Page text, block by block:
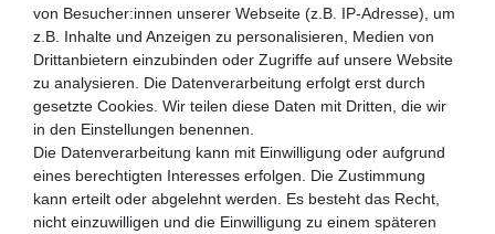
von Besucher:innen unserer Webseite (z.B. IP-Adresse), um
z.B. Inhalte und Anzeigen zu personalisieren, Medien von
Drittanbietern einzubinden oder Zugriffe auf unsere Website
zu analysieren. Die Datenverarbeitung erfolgt erst durch
gesetzte Cookies. Wir teilen diese Daten mit Dritten, die wir
in den Einstellungen benennen.
Die Datenverarbeitung kann mit Einwilligung oder aufgrund
eines berechtigten Interesses erfolgen. Die Zustimmung
kann erteilt oder abgelehnt werden. Es besteht das Recht,
nicht einzuwilligen und die Einwilligung zu einem späteren